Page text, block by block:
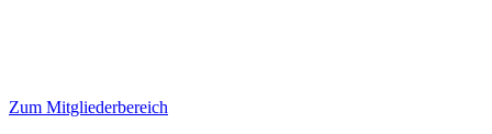
Zum Mitgliederbereich